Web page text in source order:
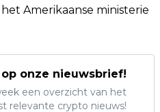
Amerikaanse ministerie
onze nieuwsbrief!
een overzicht van het
relevante crypto nieuws!